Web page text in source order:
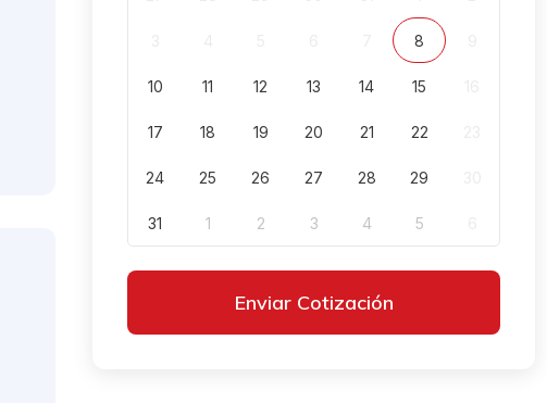
8
10 11 12 13 14 15
17 18 19 20 21 22
24 25 26 27 28 29
31 1 2 3 4 5
Enviar Cotización